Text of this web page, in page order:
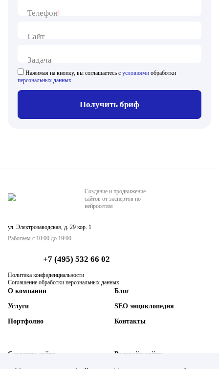
Телефон*
Сайт
Задача
Нажимая на кнопку, вы соглашаетесь с условиями обработки
персональных данных
Получить бриф
Создание и продвижение
сайтов от экспертов по
нейросетям
ул. Электрозаводская, д. 29 кор. 1
Работаем с 10:00 до 19:00
+7 (495) 532 66 02
Политика конфиденциальности
Соглашение обработки персональных данных
О компании
Услуги
Портфолио
Блог
SEO энциклопедия
Контакты
Создание сайта Редизайн сайта